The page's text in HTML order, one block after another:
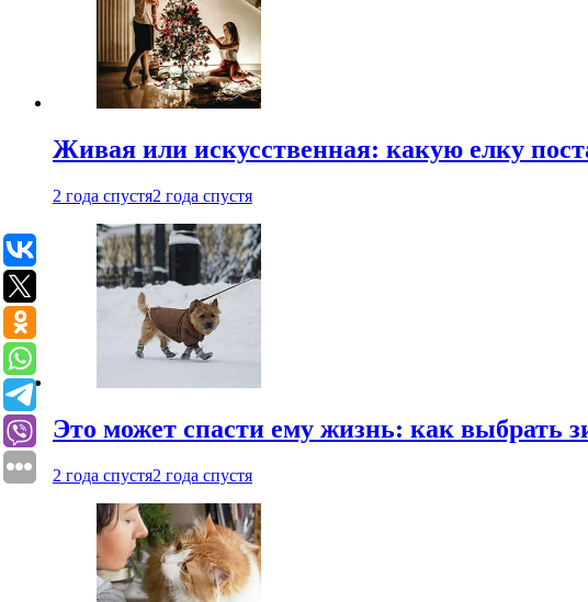
Живая или искусственная: какую елку
2 года спустя2 года спустя
Это может спасти ему жизнь: как выбрать
2 года спустя2 года спустя